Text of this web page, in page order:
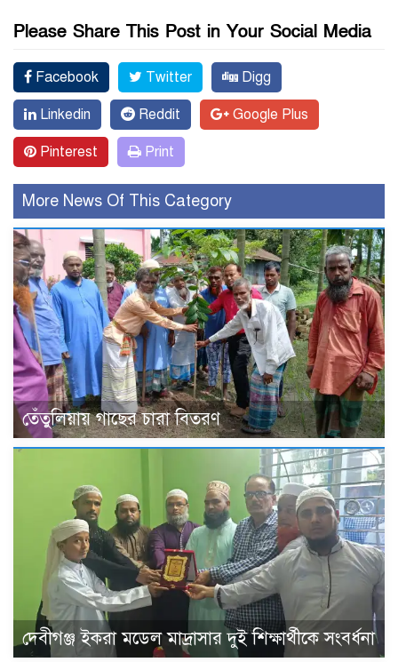
Please Share This Post in Your Social Media
Facebook Twitter Digg
Linkedin Reddit Google Plus
Pinterest Print
More News Of This Category
তেঁতুলিয়ায় গাছের চারা বিতরণ
দেবীগঞ্জ ইকরা মডেল মাদ্রাসার দুই শিক্ষার্থীকে সংবর্ধনা